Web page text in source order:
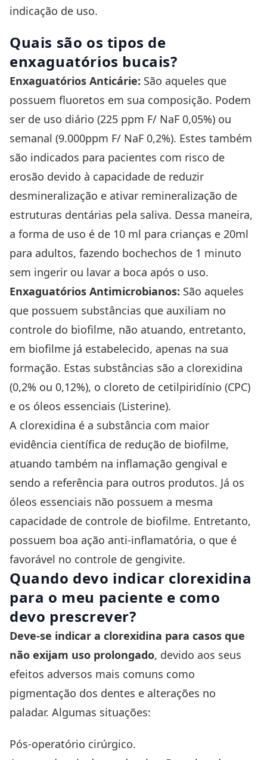
indicação de uso.
Quais são os tipos de
enxaguatórios bucais?
Enxaguatórios Anticárie: São aqueles que
possuem fluoretos em sua composição. Podem
ser de uso diário (225 ppm F/ NaF 0,05%) ou
semanal (9.000ppm F/ NaF 0,2%). Estes também
são indicados para pacientes com risco de
erosão devido à capacidade de reduzir
desmineralização e ativar remineralização de
estruturas dentárias pela saliva. Dessa maneira,
a forma de uso é de 10 ml para crianças e 20ml
para adultos, fazendo bochechos de 1 minuto
sem ingerir ou lavar a boca após o uso.
Enxaguatórios Antimicrobianos: São aqueles
que possuem substâncias que auxiliam no
controle do biofilme, não atuando, entretanto,
em biofilme já estabelecido, apenas na sua
formação. Estas substâncias são a clorexidina
(0,2% ou 0,12%), o cloreto de cetilpiridínio (CPC)
e os óleos essenciais (Listerine).
A clorexidina é a substância com maior
evidência científica de redução de biofilme,
atuando também na inflamação gengival e
sendo a referência para outros produtos. Já os
óleos essenciais não possuem a mesma
capacidade de controle de biofilme. Entretanto,
possuem boa ação anti-inflamatória, o que é
favorável no controle de gengivite.
Quando devo indicar clorexidina
para o meu paciente e como
devo prescrever?
Deve-se indicar a clorexidina para casos que
não exijam uso prolongado, devido aos seus
efeitos adversos mais comuns como
pigmentação dos dentes e alterações no
paladar. Algumas situações:
Pós-operatório cirúrgico.